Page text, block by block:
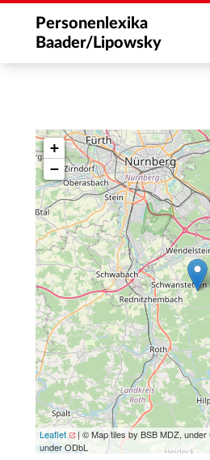
Personenlexika
Baader/Lipowsky
+
−
Leaflet
| © Map tiles by BSB MDZ, under
under ODbL